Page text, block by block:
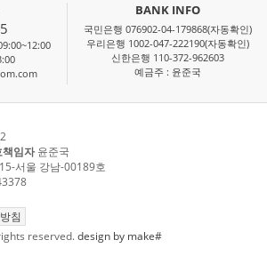
BANK INFO
국민은행 076902-04-179868(자동확인)
우리은행 1002-047-222190(자동확인)
신한은행 110-372-962603
예금주 : 윤준국
임자윤준국
서울 강남-00189호
침
reserved.design by make#